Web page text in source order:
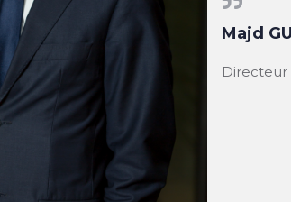
Majd
Directeur